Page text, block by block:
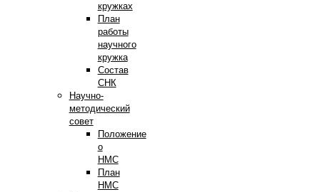
кружках
План
работы
научного
кружка
Состав
СНК
Научно-
методический
совет
Положение
о
НМС
План
НМС